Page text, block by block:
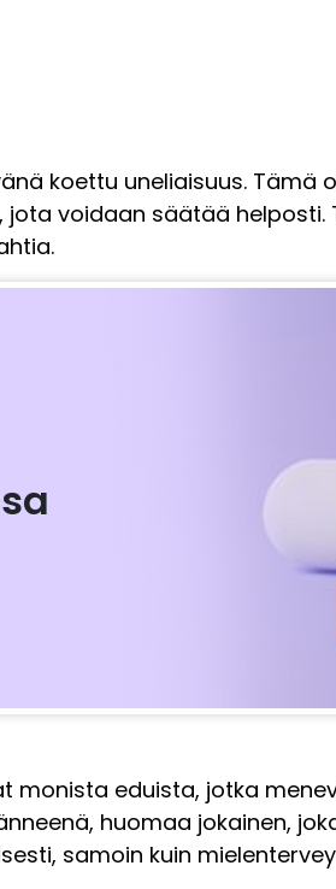
koettu uneliaisuus. Tämä
voidaan säätää
monista eduista, jotka
huomaa jokainen,
samoin kuin